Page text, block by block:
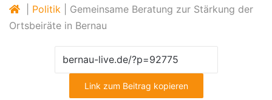
Politik
Gemeinsame Beratung zur Stärkung der
Ortsbeiräte in Bernau
Link zum Beitrag kopieren